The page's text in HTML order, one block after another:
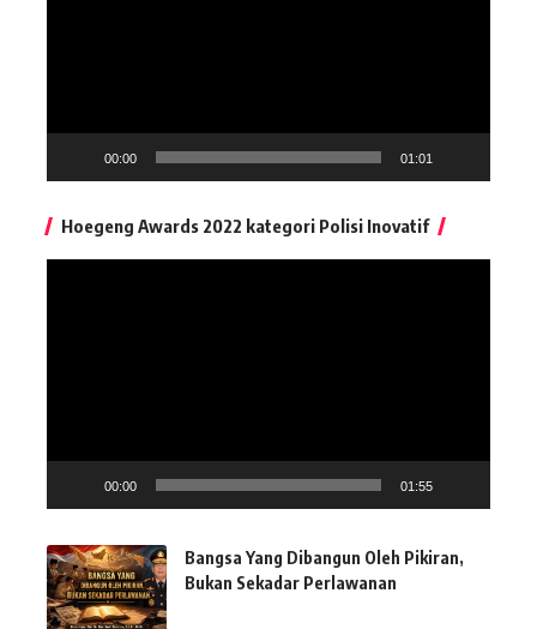
00:00 01:01
Hoegeng Awards 2022 kategori Polisi Inovatif
00:00 01:55
Bangsa Yang Dibangun Oleh Pikiran,
Bukan Sekadar Perlawanan